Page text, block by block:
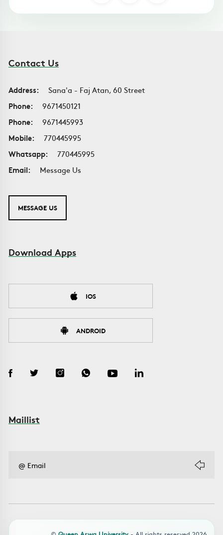
Contact Us
Address:
Sana'a - Faj Atan, 60 Street
Phone:
9671450121
Phone:
9671445993
Mobile:
770445995
Whatsapp:
770445995
Email:
Message Us
MESSAGE US
Download Apps
IOS
ANDROID
Maillist